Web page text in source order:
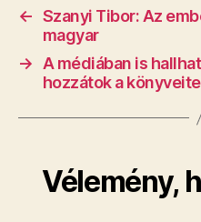
← Szanyi Tibor: Az
magyar
→ A médiában is
hozzátok a
Vélemény,